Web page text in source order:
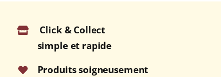
Click & Collect
simple et rapide
Produits soigneusement